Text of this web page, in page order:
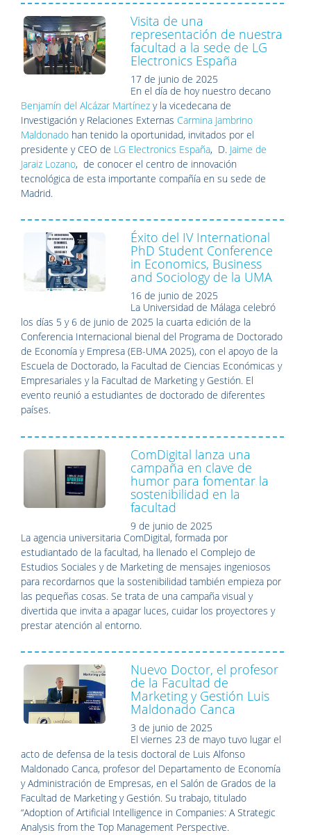
Visita de una
representación de nuestra
facultad a la sede de LG
Electronics España
17 de junio de 2025
En el día de hoy nuestro decano
Benjamín del Alcázar Martínez y la vicedecana de
Investigación y Relaciones Externas Carmina Jambrino
Maldonado han tenido la oportunidad, invitados por el
presidente y CEO de LG Electronics España, D. Jaime de
Jaraiz Lozano, de conocer el centro de innovación
tecnológica de esta importante compañía en su sede de
Madrid.
Éxito del IV International
PhD Student Conference
in Economics, Business
and Sociology de la UMA
16 de junio de 2025
La Universidad de Málaga celebró
los días 5 y 6 de junio de 2025 la cuarta edición de la
Conferencia Internacional bienal del Programa de Doctorado
de Economía y Empresa (EB-UMA 2025), con el apoyo de la
Escuela de Doctorado, la Facultad de Ciencias Económicas y
Empresariales y la Facultad de Marketing y Gestión. El
evento reunió a estudiantes de doctorado de diferentes
países.
ComDigital lanza una
campaña en clave de
humor para fomentar la
sostenibilidad en la
facultad
9 de junio de 2025
La agencia universitaria ComDigital, formada por
estudiantado de la facultad, ha llenado el Complejo de
Estudios Sociales y de Marketing de mensajes ingeniosos
para recordarnos que la sostenibilidad también empieza por
las pequeñas cosas. Se trata de una campaña visual y
divertida que invita a apagar luces, cuidar los proyectores y
prestar atención al entorno.
Nuevo Doctor, el profesor
de la Facultad de
Marketing y Gestión Luis
Maldonado Canca
3 de junio de 2025
El viernes 23 de mayo tuvo lugar el
acto de defensa de la tesis doctoral de Luis Alfonso
Maldonado Canca, profesor del Departamento de Economía
y Administración de Empresas, en el Salón de Grados de la
Facultad de Marketing y Gestión. Su trabajo, titulado
“Adoption of Artificial Intelligence in Companies: A Strategic
Analysis from the Top Management Perspective.